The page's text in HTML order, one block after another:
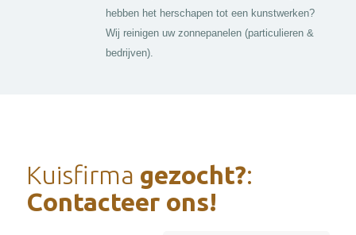
hebben het herschapen tot een kunstwerken?
Wij reinigen uw zonnepanelen (particulieren &
bedrijven).
Kuisfirma gezocht?:
Contacteer ons!